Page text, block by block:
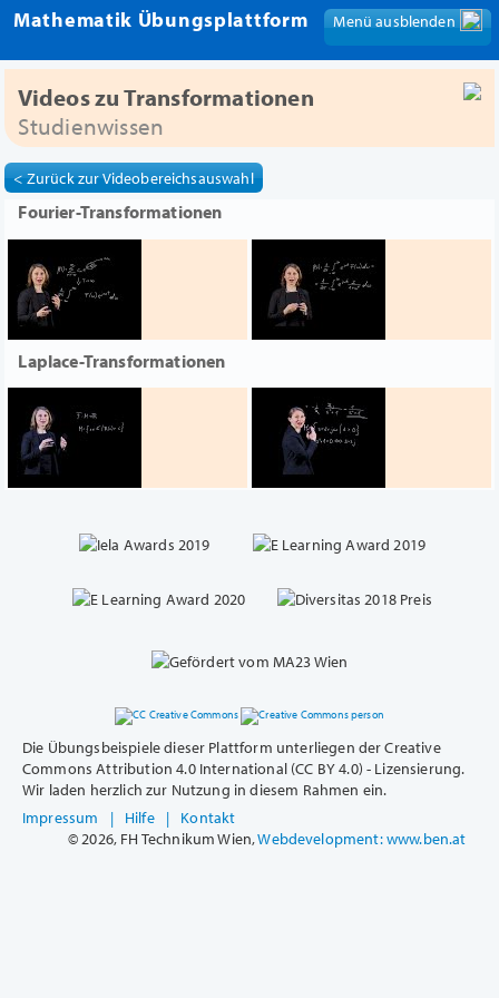
Mathematik Übungsplattform Menü anzeigen
Menü ausblenden
Videos zu Transformationen
Studienwissen
< Zurück zur Videobereichsauswahl
Fourier-Transformationen
Laplace-Transformationen
Die Übungsbeispiele dieser Plattform unterliegen der Creative
Commons Attribution 4.0 International (CC BY 4.0) - Lizensierung.
Wir laden herzlich zur Nutzung in diesem Rahmen ein.
Impressum
| Hilfe | Kontakt
© 2026, FH Technikum Wien,Webdevelopment: www.ben.at